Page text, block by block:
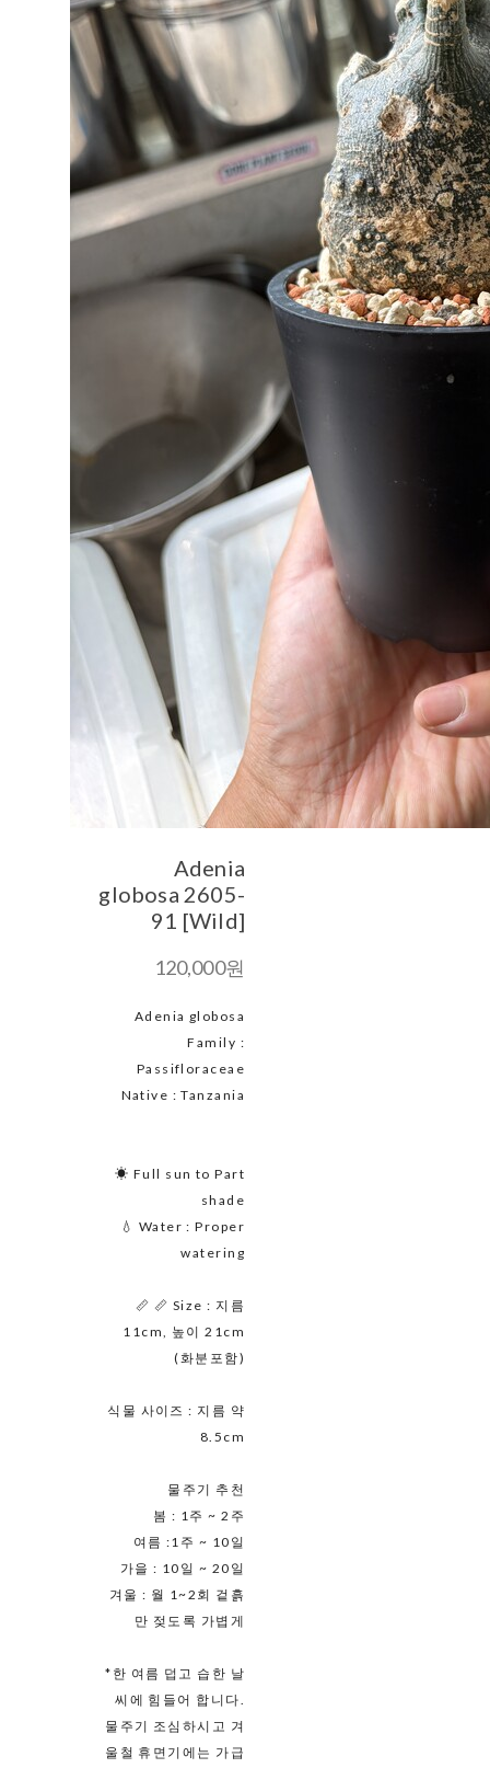
Adenia
globosa 2605-
91 [Wild]
120,000원
Adenia globosa
Family :
Passifloraceae
Native : Tanzania
☀ Full sun to Part
shade
💧 Water : Proper
watering
📏 📏 Size : 지름
11cm, 높이 21cm
(화분포함)
식물 사이즈 : 지름 약
8.5cm
물주기 추천
봄 : 1주 ~ 2주
여름 :1주 ~ 10일
가을 : 10일 ~ 20일
겨울 : 월 1~2회 겉흙
만 젖도록 가볍게
*한 여름 덥고 습한 날
씨에 힘들어 합니다.
물주기 조심하시고 겨
울철 휴면기에는 가급